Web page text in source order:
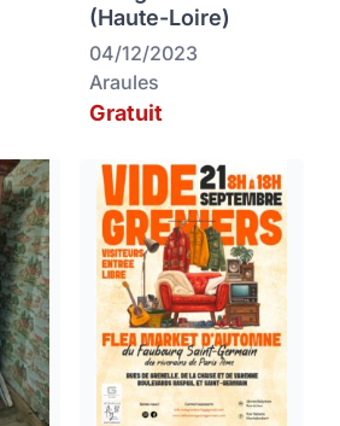
(Haute-Loire)
04/12/2023
Araules
Gratuit